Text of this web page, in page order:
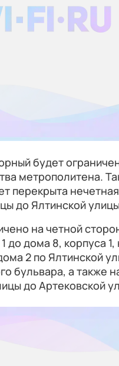
будет
метрополитена.
перекрыта
до Ялтинской
на четной
до дома 8, корпуса
2 по Ялтинской
бульвара, а также
до Артековской